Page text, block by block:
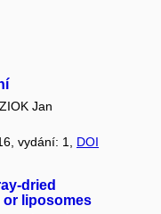
Jan
vydání: 1, DOI
dried
liposomes